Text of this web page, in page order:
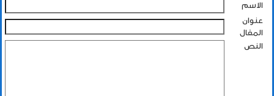
الاسم
عنوان
المقال
النص